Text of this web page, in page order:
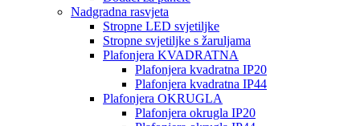
Nadgradna rasvjeta
Stropne LED svjetiljke
Stropne svjetiljke s žaruljama
Plafonjera KVADRATNA
Plafonjera kvadratna IP20
Plafonjera kvadratna IP44
Plafonjera OKRUGLA
Plafonjera okrugla IP20